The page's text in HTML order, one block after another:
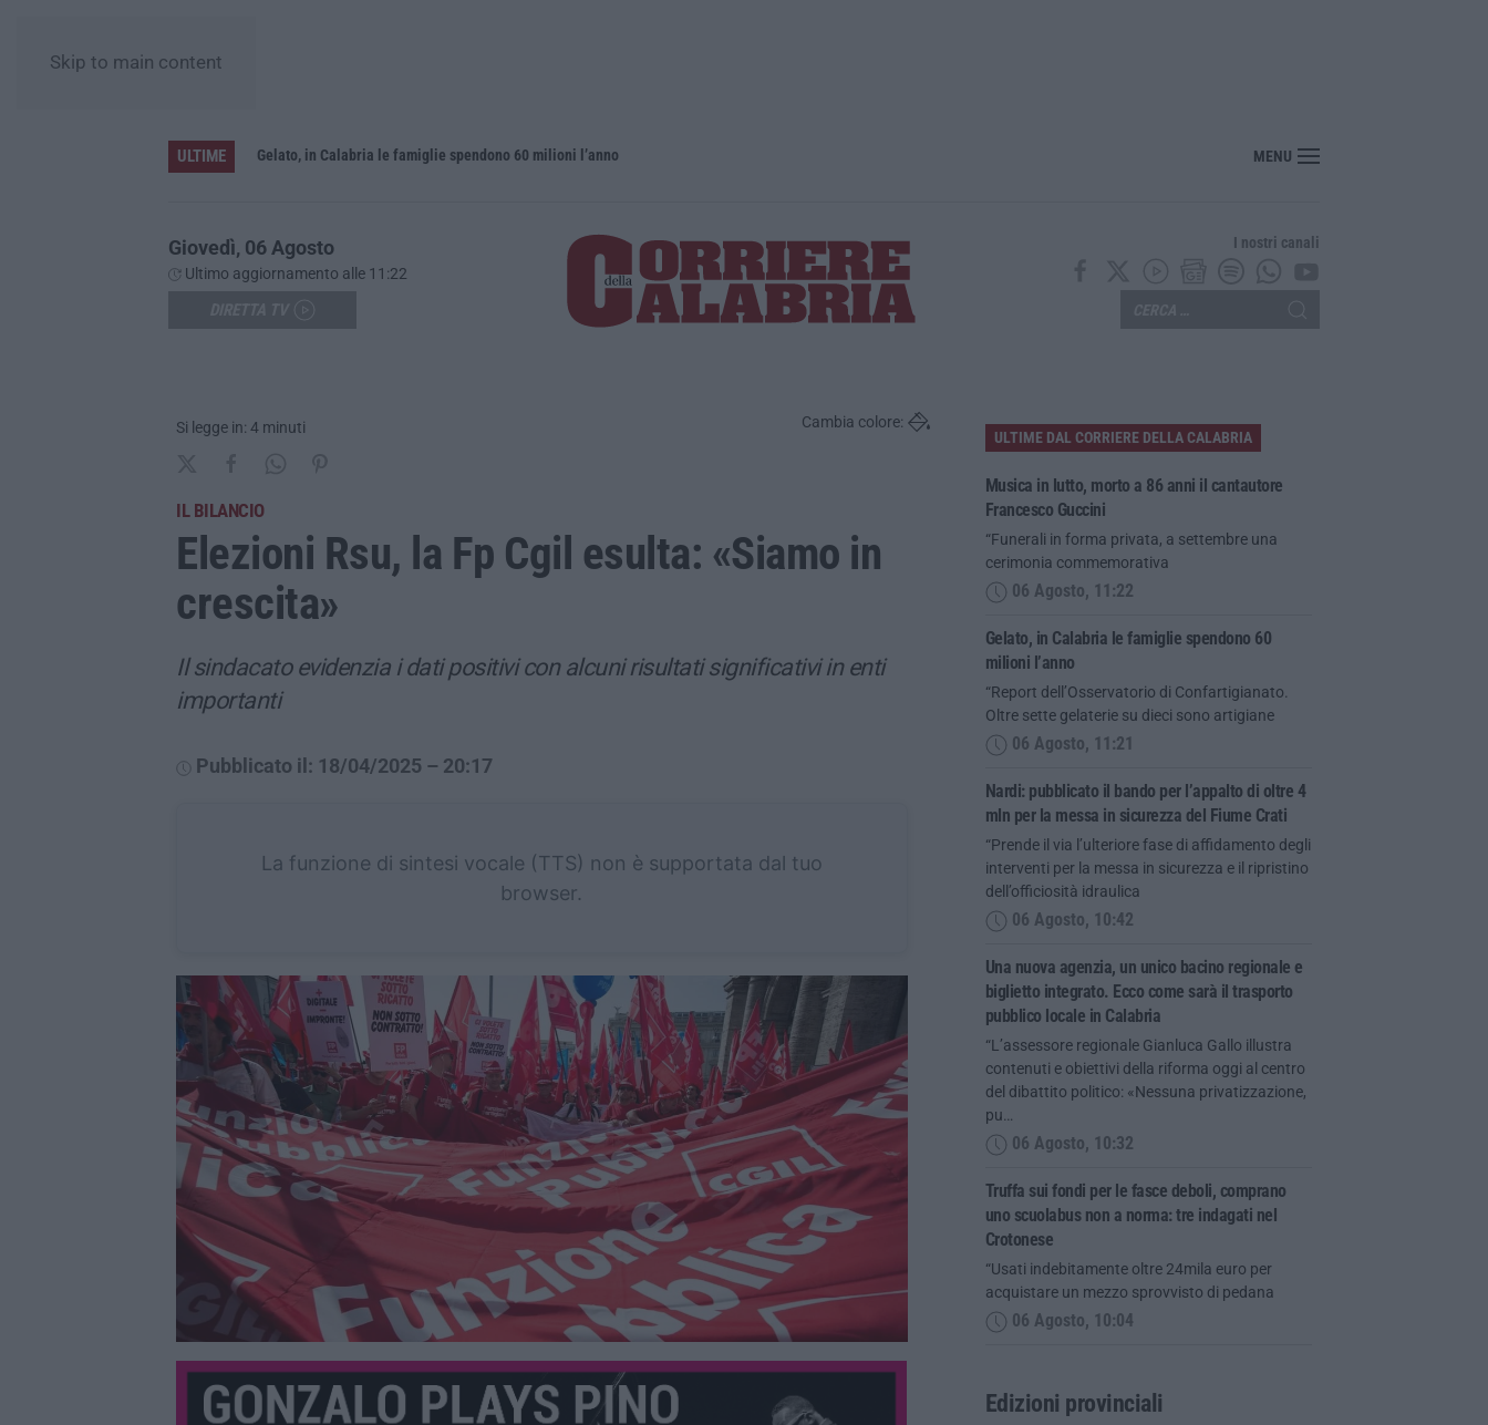
Skip to main content
ULTIME Gelato, in Calabria le famiglie spendono 60 milioni l’anno Nardi: pubblicato il bando per l’appalto di oltre 4 mln per la messa in sicurezza del Fiume
MENU
Giovedì, 06 Agosto
Ultimo aggiornamento alle 11:22
I nostri canali
Si legge in: 4 minuti Cambia colore:
IL BILANCIO
Elezioni Rsu, la Fp Cgil esulta: «Siamo in
crescita»
Il sindacato evidenzia i dati positivi con alcuni risultati significativi in enti
importanti
Pubblicato il: 18/04/2025 – 20:17
La funzione di sintesi vocale (TTS) non è supportata dal tuo
browser.
ULTIME DAL CORRIERE DELLA CALABRIA
Musica in lutto, morto a 86 anni il cantautore
Francesco Guccini
“Funerali in forma privata, a settembre una
cerimonia commemorativa
06 Agosto, 11:22
Gelato, in Calabria le famiglie spendono 60
milioni l’anno
“Report dell’Osservatorio di Confartigianato.
Oltre sette gelaterie su dieci sono artigiane
06 Agosto, 11:21
Nardi: pubblicato il bando per l’appalto di oltre 4
mln per la messa in sicurezza del Fiume Crati
“Prende il via l’ulteriore fase di affidamento degli
interventi per la messa in sicurezza e il ripristino
dell’officiosità idraulica
06 Agosto, 10:42
Una nuova agenzia, un unico bacino regionale e
biglietto integrato. Ecco come sarà il trasporto
pubblico locale in Calabria
“L’assessore regionale Gianluca Gallo illustra
contenuti e obiettivi della riforma oggi al centro
del dibattito politico: «Nessuna privatizzazione,
pu…
06 Agosto, 10:32
Truffa sui fondi per le fasce deboli, comprano
uno scuolabus non a norma: tre indagati nel
Crotonese
“Usati indebitamente oltre 24mila euro per
acquistare un mezzo sprovvisto di pedana
06 Agosto, 10:04
Edizioni provinciali